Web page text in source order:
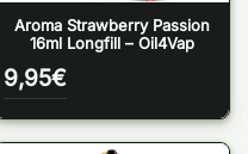
Aroma Strawberry Passion
16ml Longfill – Oil4Vap
9,95€